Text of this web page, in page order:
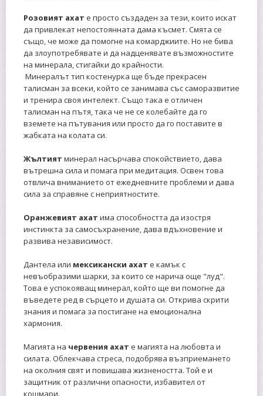
Розовият ахат е просто създаден за тези, които искат
да привлекат непостоянната дама късмет. Смята се
също, че може да помогне на комарджиите. Но не бива
да злоупотребявате и да надценявате възможностите
на минерала, стигайки до крайности.
Минералът тип костенурка ще бъде прекрасен
талисман за всеки, който се занимава със саморазвитие
и тренира своя интелект. Също така е отличен
талисман на пътя, така че не се колебайте да го
вземете на пътувания или просто да го поставите в
жабката на колата си.
Жълтият минерал насърчава спокойствието, дава
вътрешна сила и помага при медитация. Освен това
отвлича вниманието от ежедневните проблеми и дава
сила за справяне с неприятностите.
Оранжевият ахат има способността да изостря
инстинкта за самосъхранение, дава вдъхновение и
развива независимост.
Дантела или мексикански ахат е камък с
невъобразими шарки, за които се нарича още "луд".
Това е успокояващ минерал, който ще ви помогне да
въведете ред в сърцето и душата си. Открива скрити
знания и помага за постигане на емоционална
хармония.
Магията на червения ахат е магията на любовта и
силата. Облекчава стреса, подобрява възприемането
на околния свят и повишава жизнеността. Той е и
защитник от различни опасности, избавител от
кошмари.